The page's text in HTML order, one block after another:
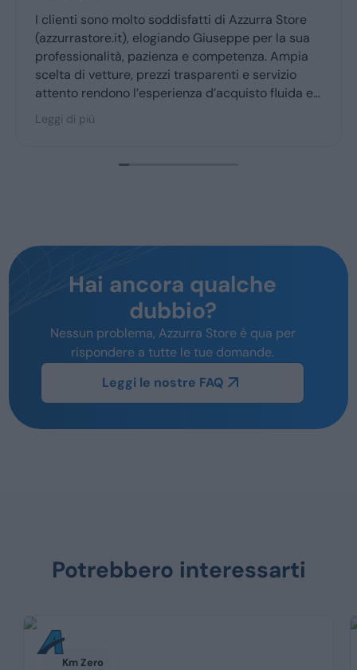
sono molto soddisfatti di Azzurra Store
elogiando Giuseppe per la sua
pazienza e competenza. Ampia
di vetture, prezzi trasparenti e servizio
rendono l’esperienza d’acquisto fluida e
per la maggior parte degli utenti.
di più
Hai ancora qualche
dubbio?
Nessun problema, Azzurra Store è qua per
rispondere a tutte le tue domande.
Leggi le nostre FAQ
Potrebbero interessarti
Km Zero